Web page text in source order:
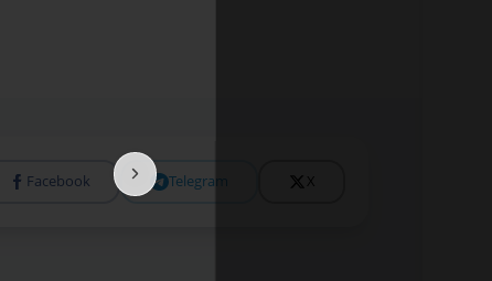
Facebook Telegram X